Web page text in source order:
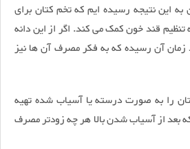
این نتیجه رسیده ایم که تخم کتان برای
قند خون کمک می کند. اگر از این دانه
زمان آن رسیده که به فکر مصرف آن ها نیز
را به صورت درسته یا آسیاب شده تهیه
بعد از آسیاب شدن بالا هر چه زودتر مصرف